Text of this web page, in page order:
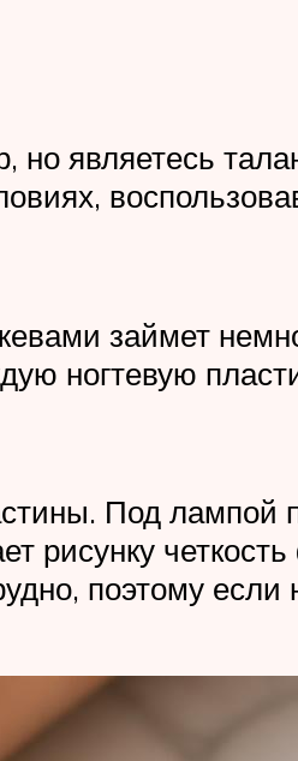
являетесь
займет
ногтевую
Под лампой
рисунку
поэтому если